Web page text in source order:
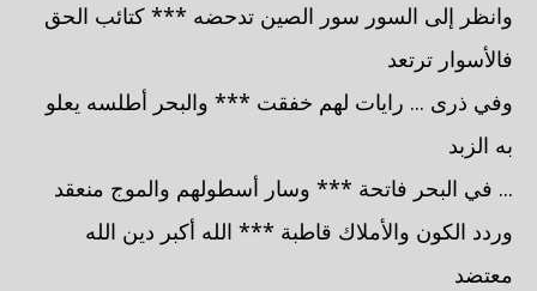
وانظر إلى السور سور الصين تدحضه *** كتائب الحق
فالأسوار ترتعد
وفي ذرى ... رايات لهم خفقت *** والبحر أطلسه يعلو
به الزبد
... في البحر فاتحة *** وسار أسطولهم والموج منعقد
وردد الكون والأملاك قاطبة *** الله أكبر دين الله
معتضد